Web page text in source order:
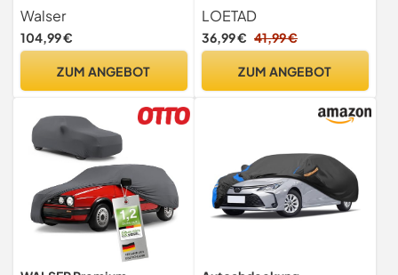
Hagelschutzgarage
wasserdicht, Auto-
Abdeckplane Perma
PKW-Abdeckung,
Walser
104,99 €
ZUM ANGEBOT
470x180x150cm
LOETAD
36,99 € 41,99 €
ZUM ANGEBOT